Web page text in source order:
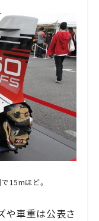
15mほど。
や車重は公表さ